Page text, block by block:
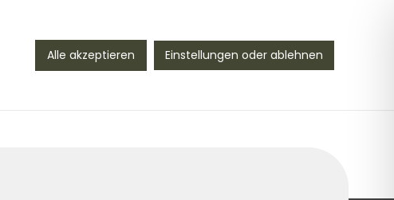
Vogtland seit 1990
Alle akzeptieren Einstellungen oder ablehnen